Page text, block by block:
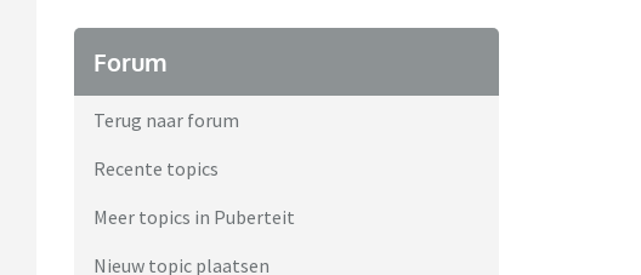
Forum
Terug naar forum
Recente topics
Meer topics in Puberteit
Nieuw topic plaatsen